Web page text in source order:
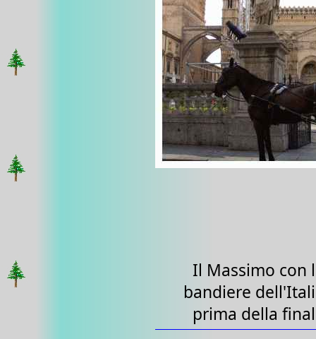
Il Massimo con
bandiere
prima della